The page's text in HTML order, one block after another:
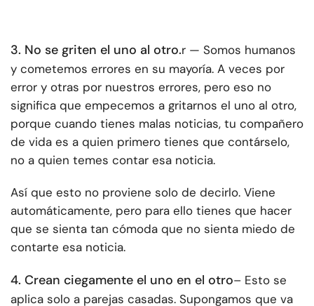
3. No se griten el uno al otro.r — Somos humanos
y cometemos errores en su mayoría. A veces por
error y otras por nuestros errores, pero eso no
significa que empecemos a gritarnos el uno al otro,
porque cuando tienes malas noticias, tu compañero
de vida es a quien primero tienes que contárselo,
no a quien temes contar esa noticia.
Así que esto no proviene solo de decirlo. Viene
automáticamente, pero para ello tienes que hacer
que se sienta tan cómoda que no sienta miedo de
contarte esa noticia.
4. Crean ciegamente el uno en el otro– Esto se
aplica solo a parejas casadas. Supongamos que va